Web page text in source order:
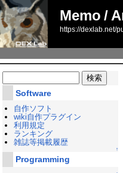
Memo /
https://dexlab.net/
Software
自作ソフト
wiki自作プラグイン
利用規定
ランキング
雑誌等掲載履歴
↑
Programming